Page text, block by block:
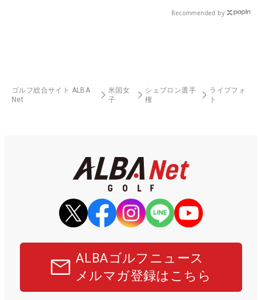
Recommended by
ゴルフ総合サイト ALBA
Net
米国女
子
シェブロン選手
権
ライブフォ
ト
ALBAゴルフニュース
メルマガ登録はこちら